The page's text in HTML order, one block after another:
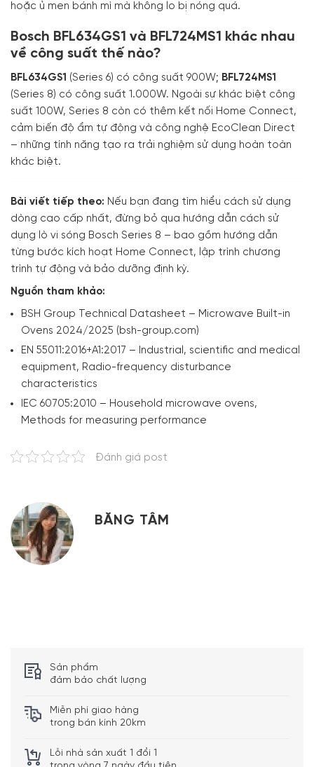
hoặc ủ men bánh mì mà không lo bị nóng quá.
Bosch BFL634GS1 và BFL724MS1 khác nhau
về công suất thế nào?
BFL634GS1 (Series 6) có công suất 900W; BFL724MS1
(Series 8) có công suất 1.000W. Ngoài sự khác biệt công
suất 100W, Series 8 còn có thêm kết nối Home Connect,
cảm biến độ ẩm tự động và công nghệ EcoClean Direct
– những tính năng tạo ra trải nghiệm sử dụng hoàn toàn
khác biệt.
Bài viết tiếp theo: Nếu bạn đang tìm hiểu cách sử dụng
dòng cao cấp nhất, đừng bỏ qua hướng dẫn cách sử
dụng lò vi sóng Bosch Series 8 – bao gồm hướng dẫn
từng bước kích hoạt Home Connect, lập trình chương
trình tự động và bảo dưỡng định kỳ.
Nguồn tham khảo:
BSH Group Technical Datasheet – Microwave Built-in
Ovens 2024/2025 (bsh-group.com)
EN 55011:2016+A1:2017 – Industrial, scientific and medical
equipment, Radio-frequency disturbance
characteristics
IEC 60705:2010 – Household microwave ovens,
Methods for measuring performance
Đánh giá post
BĂNG TÂM
Sản phẩm
đảm bảo chất lượng
Miễn phí giao hàng
trong bán kính 20km
Lỗi nhà sản xuất 1 đổi 1